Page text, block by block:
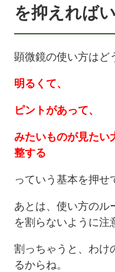
を抑えれば
顕微鏡の使い方はど
明るくて、
ピントがあって、
みたいものが見たい
整する
っていう基本を押せ
あとは、使い方のル
を割らないように注
割っちゃうと、わけ
るからね。